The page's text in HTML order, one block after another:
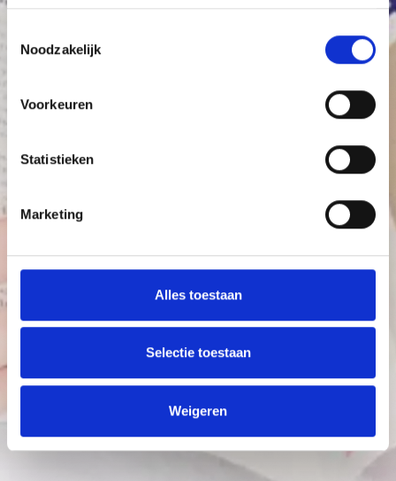
Noodzakelijk
Voorkeuren
Statistieken
Marketing
Alles toestaan
Selectie toestaan
Weigeren